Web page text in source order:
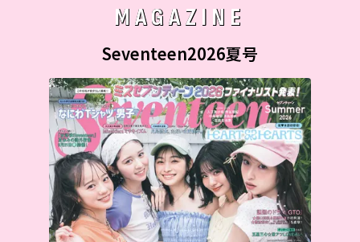
MAGAZINE
Seventeen2026夏号